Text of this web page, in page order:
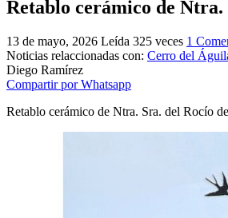
Retablo cerámico de
13 de mayo, 2026 Leída 325 veces 1
Noticias relaccionadas con: Cerro del
Diego Ramírez
Compartir por Whatsapp
Retablo cerámico de Ntra. Sra. del Rocío